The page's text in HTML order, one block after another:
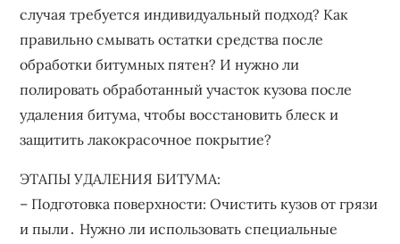
случая требуется индивидуальный подход? Как
правильно смывать остатки средства после
обработки битумных пятен? И нужно ли
полировать обработанный участок кузова после
удаления битума‚ чтобы восстановить блеск и
защитить лакокрасочное покрытие?
ЭТАПЫ УДАЛЕНИЯ БИТУМА:
– Подготовка поверхности: Очистить кузов от грязи
и пыли․ Нужно ли использовать специальные